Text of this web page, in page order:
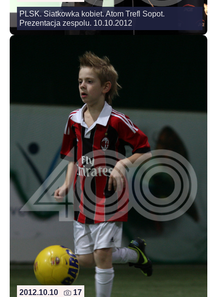
PLSK. Siatkowka kobiet. Atom Trefl Sopot.
Prezentacja zespolu. 10.10.2012
2012.10.10 17